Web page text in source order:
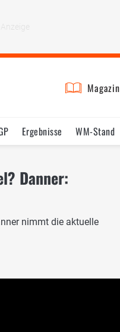
Magazin
Ergebnisse WM-Stand
Danner:
nimmt die aktuelle